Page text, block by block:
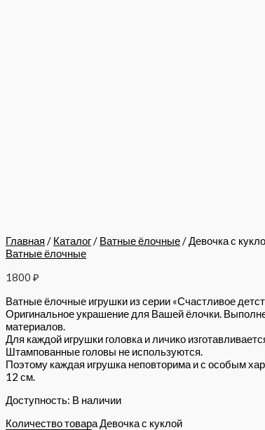
Главная / Каталог/ Ватные ёлочные/ Девочка с
Ватные ёлочные
1800 ₽
Ватные ёлочные игрушки из серии «Счастливое
Оригинальное украшение для Вашей ёлочки.
материалов.
Для каждой игрушки головка и личико
Штампованные головы не используются.
Поэтому каждая игрушка неповторима и с особым
12 см.
Доступность: В наличии
Количество товара Девочка с куклой